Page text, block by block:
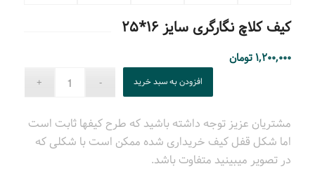
کیف کلاچ نگارگری سایز ۱۶*۲۵
۱,۲۰۰,۰۰۰ تومان
افزودن به سبد خرید
مشتریان عزیز توجه داشته باشید که طرح کیفها ثابت است
اما شکل قفل کیف خریداری شده ممکن است با شکلی که
در تصویر میبینید متفاوت باشد.